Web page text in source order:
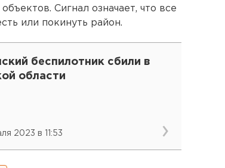
Сигнал означает, что все
или покинуть район.
беспилотник сбили в
области
2023 в 11:53